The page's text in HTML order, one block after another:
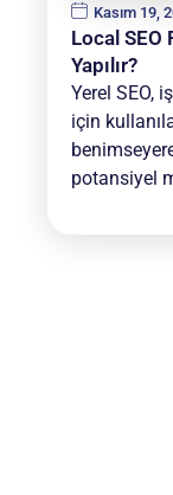
Kasım 19,
Local SEO
Yapılır?
Yerel SEO,
için
potansiyel